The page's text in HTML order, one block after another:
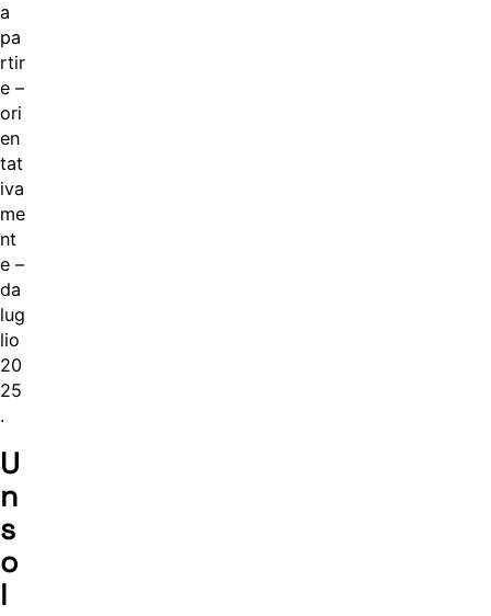
a
pa
rtir
e –
ori
en
tat
iva
me
nt
e –
da
lug
lio
20
25
.
U
n
s
o
l